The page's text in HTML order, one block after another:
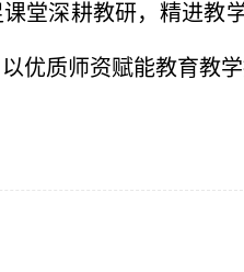
堂深耕教研，精进
优质师资赋能教育教